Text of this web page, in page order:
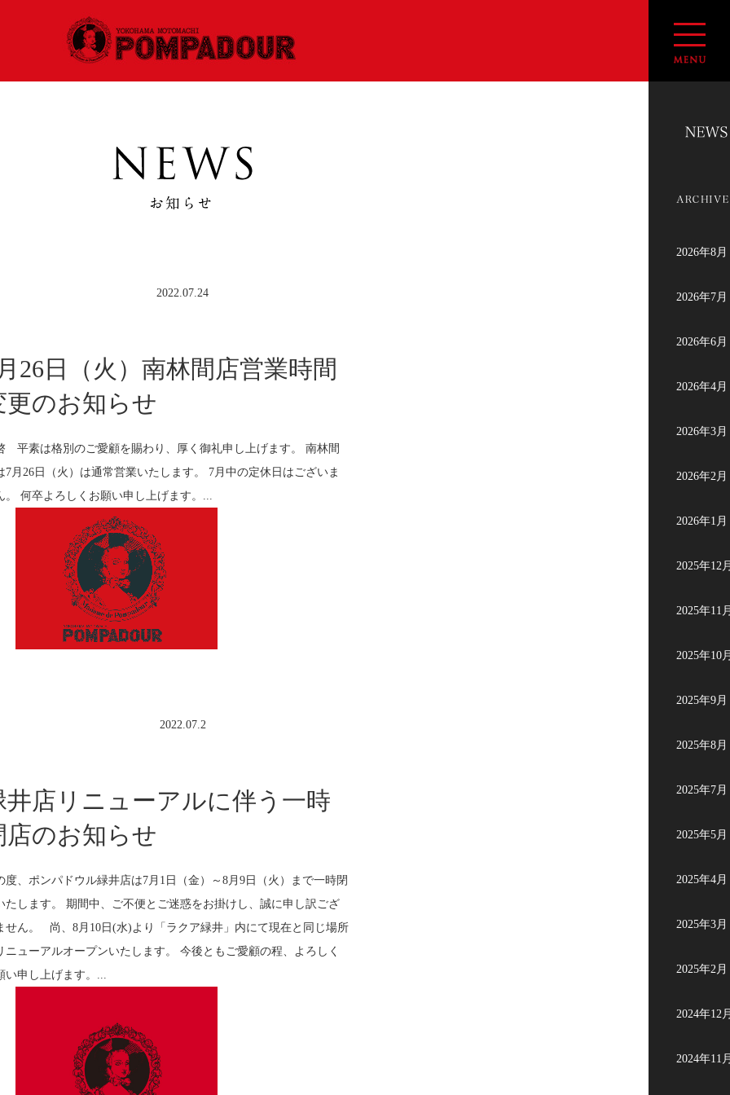
2022.07.24
26日（火）南林間店営業時間
更のお知らせ
平素は格別のご愛顧を賜わり、厚く御礼申し上げます。 南林間
7月26日（火）は通常営業いたします。 7月中の定休日はございま
。 何卒よろしくお願い申し上げます。...
2022.07.2
井店リニューアルに伴う一時
店のお知らせ
度、ポンパドウル緑井店は7月1日（金）～8月9日（火）まで一時閉
たします。 期間中、ご不便とご迷惑をお掛けし、誠に申し訳ござ
せん。 尚、8月10日(水)より「ラクア緑井」内にて現在と同じ場所
ニューアルオープンいたします。 今後ともご愛顧の程、よろしく
い申し上げます。...
2026年8月
2026年7月
2026年6月
2026年4月
2026年3月
2026年2月
2026年1月
2025年12
2025年11
2025年10
2025年9月
2025年8月
2025年7月
2025年5月
2025年4月
2025年3月
2025年2月
2024年12
2024年11